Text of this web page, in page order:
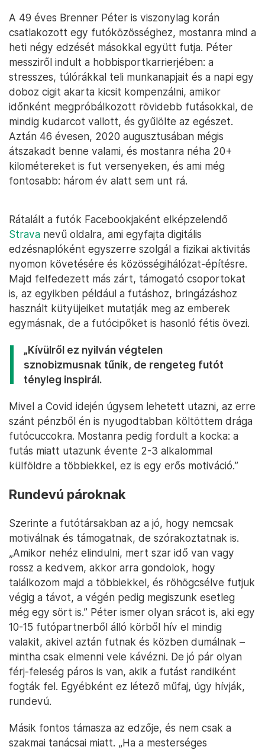
A 49 éves Brenner Péter is viszonylag korán
csatlakozott egy futóközösséghez, mostanra mind a
heti négy edzését másokkal együtt futja. Péter
messziről indult a hobbisportkarrierjében: a
stresszes, túlórákkal teli munkanapjait és a napi egy
doboz cigit akarta kicsit kompenzálni, amikor
időnként megpróbálkozott rövidebb futásokkal, de
mindig kudarcot vallott, és gyűlölte az egészet.
Aztán 46 évesen, 2020 augusztusában mégis
átszakadt benne valami, és mostanra néha 20+
kilométereket is fut versenyeken, és ami még
fontosabb: három év alatt sem unt rá.
Rátalált a futók Facebookjaként elképzelendő
Strava nevű oldalra, ami egyfajta digitális
edzésnaplóként egyszerre szolgál a fizikai aktivitás
nyomon követésére és közösségihálózat-építésre.
Majd felfedezett más zárt, támogató csoportokat
is, az egyikben például a futáshoz, bringázáshoz
használt kütyüjeiket mutatják meg az emberek
egymásnak, de a futócipőket is hasonló fétis övezi.
„Kívülről ez nyilván végtelen
sznobizmusnak tűnik, de rengeteg futót
tényleg inspirál.
Mivel a Covid idején úgysem lehetett utazni, az erre
szánt pénzből én is nyugodtabban költöttem drága
futócuccokra. Mostanra pedig fordult a kocka: a
futás miatt utazunk évente 2-3 alkalommal
külföldre a többiekkel, ez is egy erős motiváció.”
Rundevú pároknak
Szerinte a futótársakban az a jó, hogy nemcsak
motiválnak és támogatnak, de szórakoztatnak is.
„Amikor nehéz elindulni, mert szar idő van vagy
rossz a kedvem, akkor arra gondolok, hogy
találkozom majd a többiekkel, és röhögcsélve futjuk
végig a távot, a végén pedig megiszunk esetleg
még egy sört is.” Péter ismer olyan srácot is, aki egy
10-15 futópartnerből álló körből hív el mindig
valakit, akivel aztán futnak és közben dumálnak –
mintha csak elmenni vele kávézni. De jó pár olyan
férj-feleség páros is van, akik a futást randiként
fogták fel. Egyébként ez létező műfaj, úgy hívják,
rundevú.
Másik fontos támasza az edzője, és nem csak a
szakmai tanácsai miatt. „Ha a mesterséges